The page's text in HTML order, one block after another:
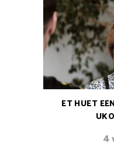
ET HUET
4